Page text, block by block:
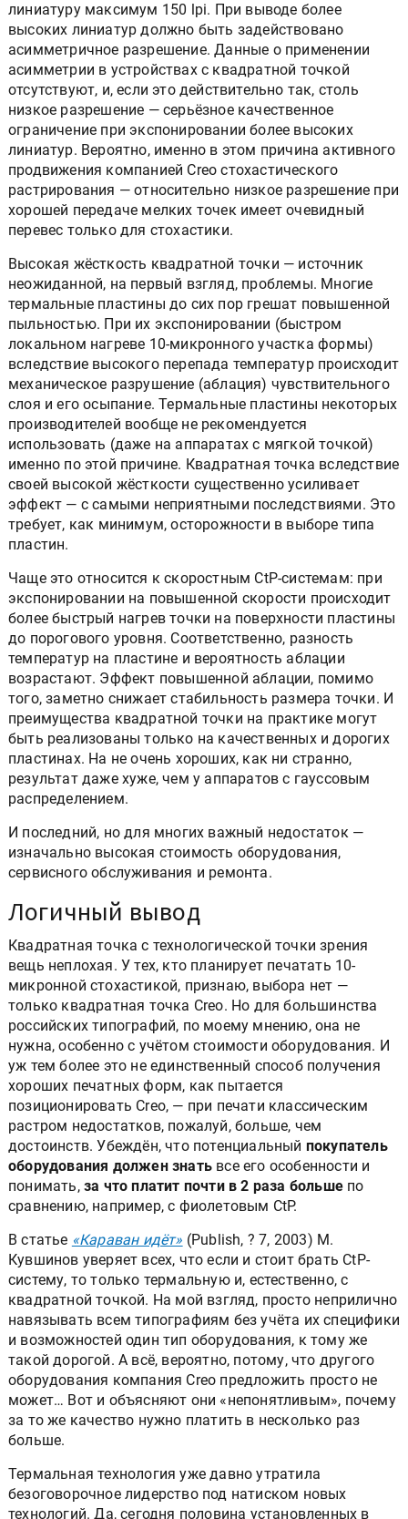
Разрешение 2400 dpi позволяет «честно» выводить
линиатуру максимум 150 lpi. При выводе более
высоких линиатур должно быть задействовано
асимметричное разрешение. Данные о применении
асимметрии в устройствах с квадратной точкой
отсутствуют, и, если это действительно так, столь
низкое разрешение — серьёзное качественное
ограничение при экспонировании более высоких
линиатур. Вероятно, именно в этом причина активного
продвижения компанией Creo стохастического
растрирования — относительно низкое разрешение при
хорошей передаче мелких точек имеет очевидный
Высокая жёсткость квадратной точки — источник
неожиданной, на первый взгляд, проблемы. Многие
термальные пластины до сих пор грешат повышенной
пыльностью. При их экспонировании (быстром
локальном нагреве 10-микронного участка формы)
вследствие высокого перепада температур происходит
механическое разрушение (аблация) чувствительного
слоя и его осыпание. Термальные пластины некоторых
производителей вообще не рекомендуется
использовать (даже на аппаратах с мягкой точкой)
именно по этой причине. Квадратная точка вследствие
своей высокой жёсткости существенно усиливает
эффект — с самыми неприятными последствиями. Это
требует, как минимум, осторожности в выборе типа
Чаще это относится к скоростным CtP-системам: при
экспонировании на повышенной скорости происходит
более быстрый нагрев точки на поверхности пластины
до порогового уровня. Соответственно, разность
температур на пластине и вероятность аблации
возрастают. Эффект повышенной аблации, помимо
того, заметно снижает стабильность размера точки. И
преимущества квадратной точки на практике могут
быть реализованы только на качественных и дорогих
пластинах. На не очень хороших, как ни странно,
результат даже хуже, чем у аппаратов с гауссовым
И последний, но для многих важный недостаток —
изначально высокая стоимость оборудования,
Логичный вывод
Квадратная точка с технологической точки зрения
вещь неплохая. У тех, кто планирует печатать 10-
микронной стохастикой, признаю, выбора нет —
только квадратная точка Creo. Но для большинства
российских типографий, по моему мнению, она не
нужна, особенно с учётом стоимости оборудования. И
уж тем более это не единственный способ получения
хороших печатных форм, как пытается
позиционировать Creo, — при печати классическим
растром недостатков, пожалуй, больше, чем
достоинств. Убеждён, что потенциальныйпокупатель
оборудования должен знатьвсе его особенности и
понимать,за что платит почти в 2 раза больше
В статье«Караван идёт»(Publish, ? 7, 2003) М.
Кувшинов уверяет всех, что если и стоит брать CtP-
систему, то только термальную и, естественно, с
квадратной точкой. На мой взгляд, просто неприлично
навязывать всем типографиям без учёта их специфики
и возможностей один тип оборудования, к тому же
такой дорогой. А всё, вероятно, потому, что другого
оборудования компания Creo предложить просто не
может… Вот и объясняют они «непонятливым», почему
за то же качество нужно платить в несколько раз
Термальная технология уже давно утратила
безоговорочное лидерство под натиском новых